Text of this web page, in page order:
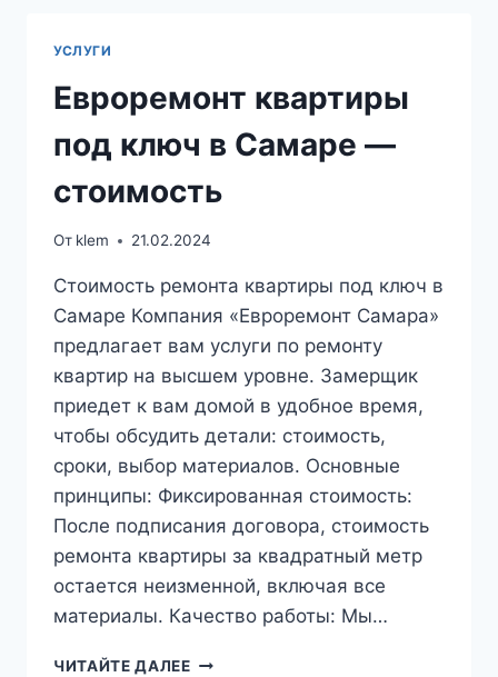
УСЛУГИ
Евроремонт квартиры
под ключ в Самаре —
стоимость
От klem 21.02.2024
Стоимость ремонта квартиры под ключ в
Самаре Компания «Евроремонт Самара»
предлагает вам услуги по ремонту
квартир на высшем уровне. Замерщик
приедет к вам домой в удобное время,
чтобы обсудить детали: стоимость,
сроки, выбор материалов. Основные
принципы: Фиксированная стоимость:
После подписания договора, стоимость
ремонта квартиры за квадратный метр
остается неизменной, включая все
материалы. Качество работы: Мы…
ЧИТАЙТЕ ДАЛЕЕЕВРОРЕМОНТ